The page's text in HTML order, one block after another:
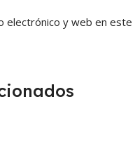
electrónico y web en